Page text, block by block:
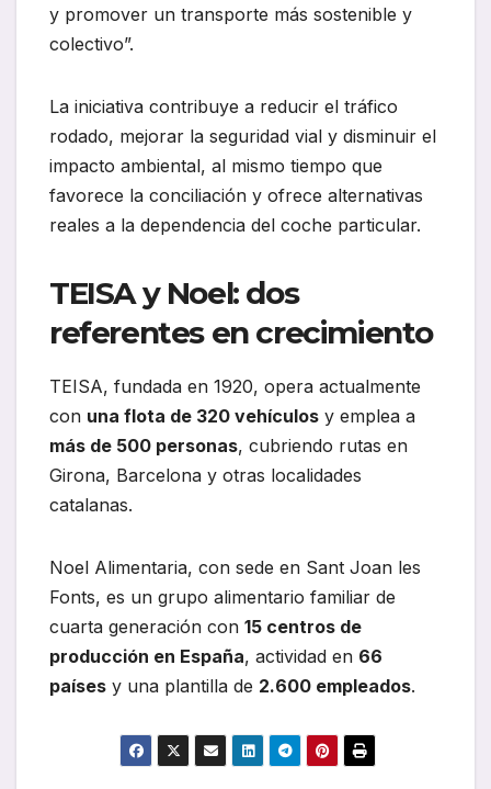
y promover un transporte más sostenible y
colectivo”.
La iniciativa contribuye a reducir el tráfico
rodado, mejorar la seguridad vial y disminuir el
impacto ambiental, al mismo tiempo que
favorece la conciliación y ofrece alternativas
reales a la dependencia del coche particular.
TEISA y Noel: dos
referentes en crecimiento
TEISA, fundada en 1920, opera actualmente
con una flota de 320 vehículos y emplea a
más de 500 personas, cubriendo rutas en
Girona, Barcelona y otras localidades
catalanas.
Noel Alimentaria, con sede en Sant Joan les
Fonts, es un grupo alimentario familiar de
cuarta generación con 15 centros de
producción en España, actividad en 66
países y una plantilla de 2.600 empleados.